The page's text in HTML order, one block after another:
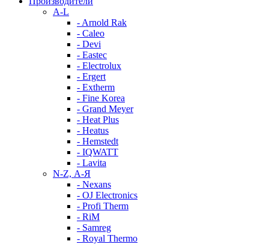
A-L
- Arnold Rak
- Caleo
- Devi
- Eastec
- Electrolux
- Ergert
- Extherm
- Fine Korea
- Grand Meyer
- Heat Plus
- Heatus
- Hemstedt
- IQWATT
- Lavita
N-Z, А-Я
- Nexans
- OJ Electronics
- Profi Therm
- RiM
- Samreg
- Royal Thermo